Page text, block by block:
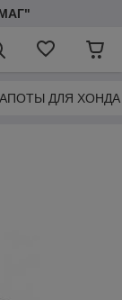
ДЛЯ ХОНДА